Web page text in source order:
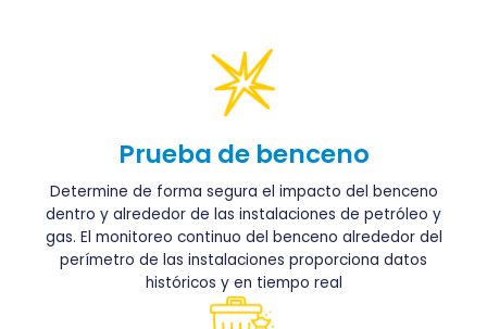
Prueba de benceno
Determine de forma segura el impacto del benceno
dentro y alrededor de las instalaciones de petróleo y
gas. El monitoreo continuo del benceno alrededor del
perímetro de las instalaciones proporciona datos
históricos y en tiempo real